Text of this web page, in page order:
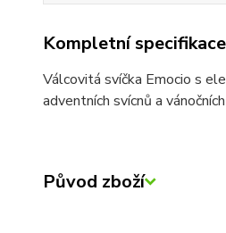
Kompletní specifikace
Válcovitá svíčka Emocio s
adventních svícnů a
Původ zboží